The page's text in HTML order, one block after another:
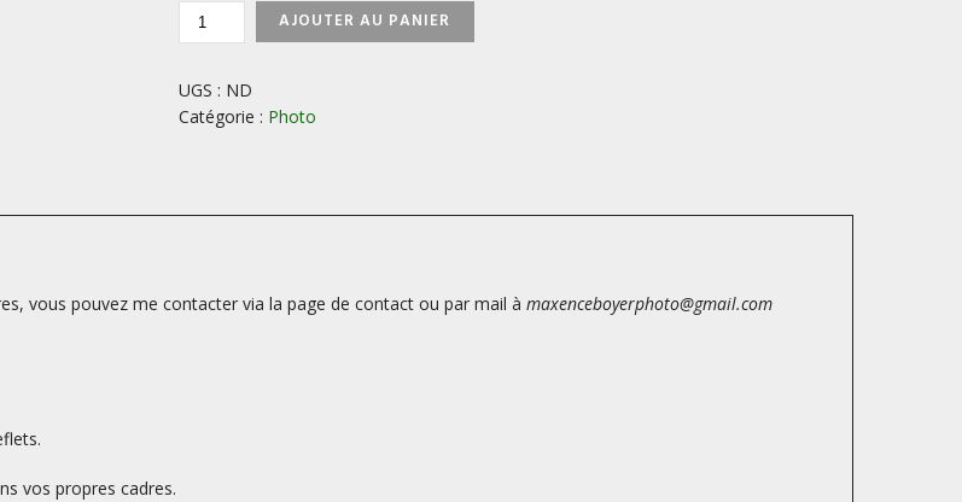
QUANTITÉ
SUR-
LE-
PLATEAU-
AJOUTER AU PANIER
UGS : ND
Catégorie : Photo
vous pouvez me contacter via la page de contact ou par mail à maxenceboyerphoto@gmail.com
vos propres cadres.